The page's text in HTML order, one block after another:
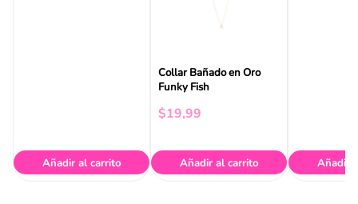
Añadir al carrito
Collar Bañado en Oro
Funky Fish
$19,99
Añadir al carrito Añadir